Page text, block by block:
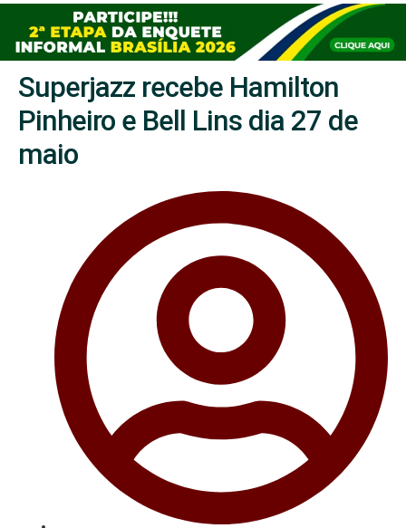
Superjazz recebe Hamilton
Pinheiro e Bell Lins dia 27 de
maio